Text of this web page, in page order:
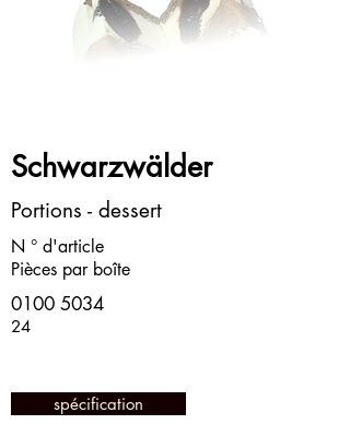
Schwarzwälder
Portions - dessert
N ° d'article
Pièces par boîte
0100 5034
24
spécification